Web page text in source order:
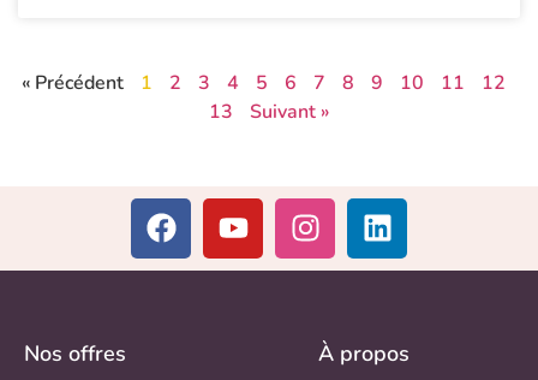
« Précédent 1 2 3 4 5 6 7 8 9 10 11
12
13
Suivant »
Nos offres À propos